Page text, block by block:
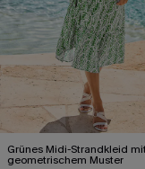
Grünes Midi-Strandkleid mit
geometrischem Muster